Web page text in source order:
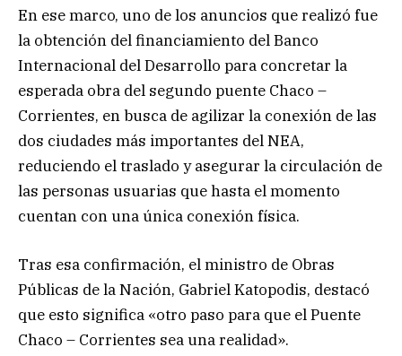
En ese marco, uno de los anuncios que realizó fue
la obtención del financiamiento del Banco
Internacional del Desarrollo para concretar la
esperada obra del segundo puente Chaco –
Corrientes, en busca de agilizar la conexión de las
dos ciudades más importantes del NEA,
reduciendo el traslado y asegurar la circulación de
las personas usuarias que hasta el momento
cuentan con una única conexión física.
Tras esa confirmación, el ministro de Obras
Públicas de la Nación, Gabriel Katopodis, destacó
que esto significa «otro paso para que el Puente
Chaco – Corrientes sea una realidad».